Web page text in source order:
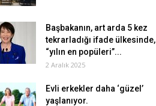
Başbakanın, art arda 5 kez
tekrarladığı ifade ülkesinde,
“yılın en popüleri”...
2 Aralık 2025
Evli erkekler daha ‘güzel’
yaşlanıyor.